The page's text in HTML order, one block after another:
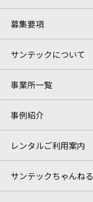
募集要項
サンテックについて
事業所一覧
事例紹介
レンタルご利用案内
サンテックちゃんねる